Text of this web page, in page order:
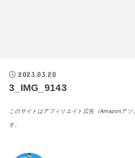
2023.03.20
3_IMG_9143
このサイトはアフィリエイト広告（Amazonア
す。